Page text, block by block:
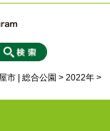
市 | 総合公園 > 2022年 >